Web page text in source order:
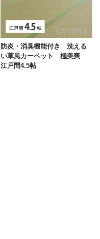
防炎・消臭機能付き 洗える
い草風カーペット 極美爽
江戸間4.5帖